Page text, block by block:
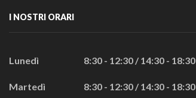
I NOSTRI ORARI
Lunedì 8:30 - 12:30 / 14:30 - 18:30
Martedì 8:30 - 12:30 / 14:30 - 18:30